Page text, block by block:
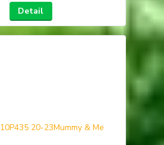
Detail